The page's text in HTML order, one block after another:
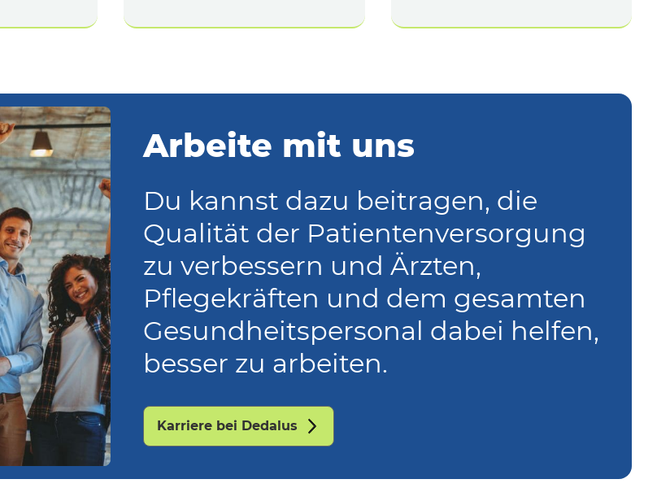
Arbeite mit uns
Du kannst dazu beitragen, die
Qualität der Patientenversorgung
zu verbessern und Ärzten,
Pflegekräften und dem gesamten
Gesundheitspersonal dabei helfen,
besser zu arbeiten.
Karriere bei Dedalus